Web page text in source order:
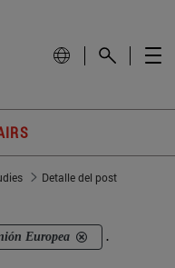
Detalle del post
Europea .